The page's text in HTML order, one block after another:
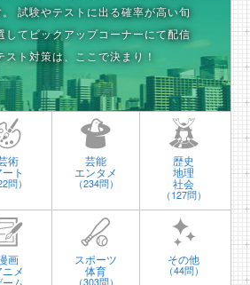
試験やテストに出る確率が高い旬
してピックアップコーナーにて配信
スト対策は、ここで決まり！
術
ート
問）
芸能
エンタメ
（234問）
歴史
地理
社会
（127問）
画
ニメ
スポーツ
体育
（303問）
その他
（44問）